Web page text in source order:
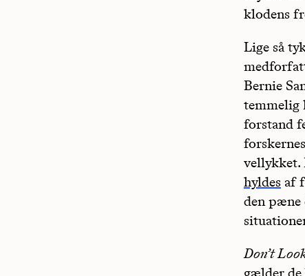
klodens
Lige så
Bernie
temmelig
forstand
vellykket.
hyldesaf
den pæne
Don’t
gælder